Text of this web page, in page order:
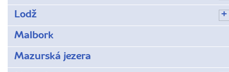
Lodž
Malbork
Mazurská jezera